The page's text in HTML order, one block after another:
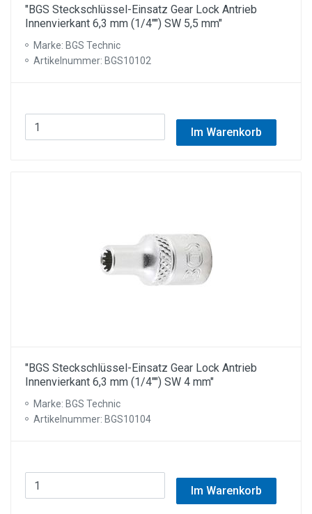
"BGS Steckschlüssel-Einsatz Gear Lock Antrieb
Innenvierkant 6,3 mm (1/4"") SW 5,5 mm"
Marke: BGS Technic
Artikelnummer: BGS10102
Im Warenkorb
"BGS Steckschlüssel-Einsatz Gear Lock Antrieb
Innenvierkant 6,3 mm (1/4"") SW 4 mm"
Marke: BGS Technic
Artikelnummer: BGS10104
Im Warenkorb